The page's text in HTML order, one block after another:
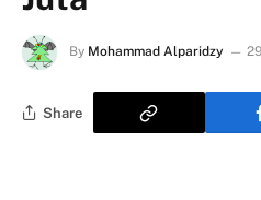
By Mohammad Alparidzy
Share